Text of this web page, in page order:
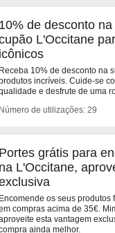
10% de desconto
L'Occitane
icônicos
Receba 10% de desconto na
incríveis. Cuide-se
e desfrute de uma
Número de utilizações: 29
Portes grátis para
na L'Occitane,
Encomende os seus
compras acima de 35€.
esta vantagem
ainda melhor.